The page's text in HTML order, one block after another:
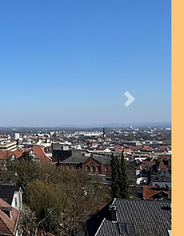
Nächstes